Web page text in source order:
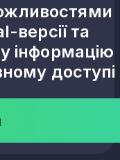
версії та
інформацію
доступі